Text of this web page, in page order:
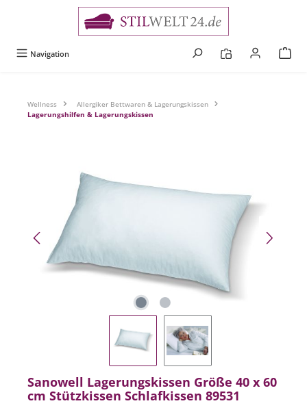
Navigation
Wellness
Allergiker Bettwaren & Lagerungskissen
Lagerungshilfen & Lagerungskissen
Sanowell Lagerungskissen Größe 40 x 60
cm Stützkissen Schlafkissen 89531